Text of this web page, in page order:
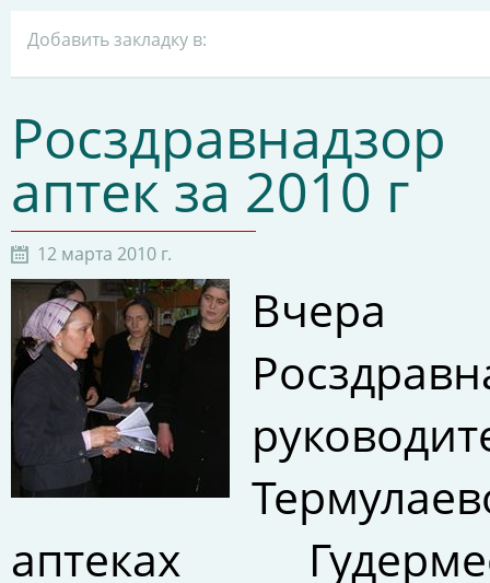
Добавить закладку в:
аптек за 2010 г
12 марта 2010 г.
Вчера
аптеках